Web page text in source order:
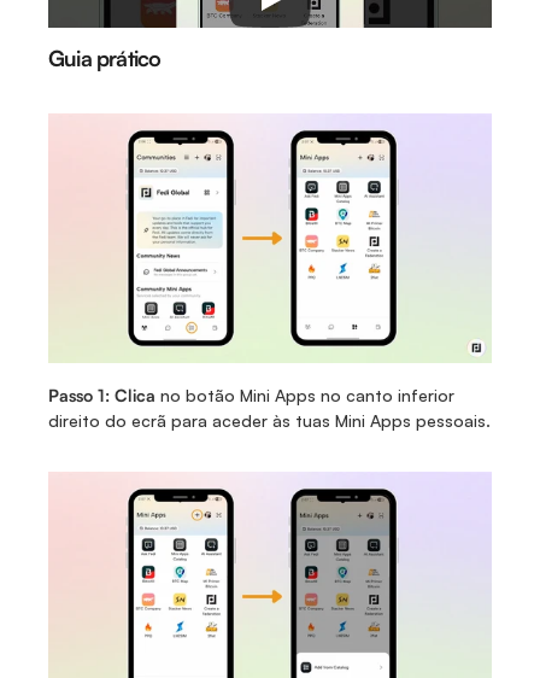
Guia prático
Passo 1: Clica no botão Mini Apps no canto inferior
direito do ecrã para aceder às tuas Mini Apps pessoais.